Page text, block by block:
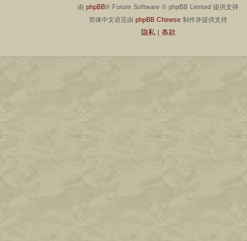
由 phpBB® Forum Software © phpBB Limited 提供支持
简体中文语言由 phpBB Chinese 制作并提供支持
隐私 | 条款